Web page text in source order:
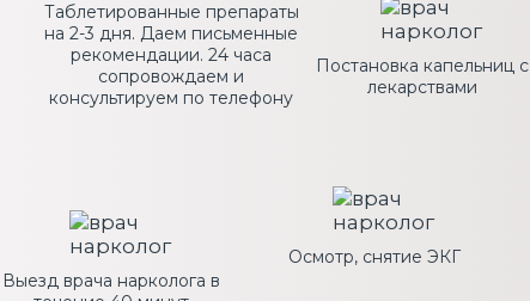
Выезд врача нарколога в
Осмотр, снятие ЭКГ
Постановка капельниц с
лекарствами
Таблетированные препараты
на 2-3 дня. Даем письменные
рекомендации. 24 часа
сопровождаем и
консультируем по телефону